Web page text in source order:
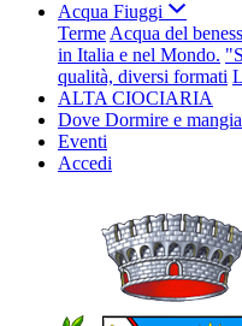
Acqua Fiuggi
Terme Acqua del
in Italia e nel Mondo.
qualità, diversi formati
ALTA CIOCIARIA
Dove Dormire e
Eventi
Accedi